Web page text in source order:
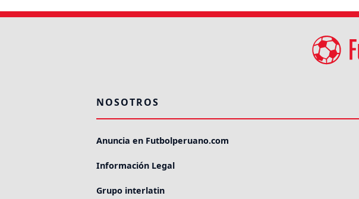
NOSOTROS
Anuncia en Futbolperuano.com
Información Legal
Grupo interlatin